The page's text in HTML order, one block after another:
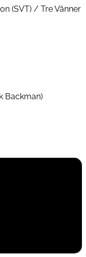
(SVT) / Tre Vänner
Backman)